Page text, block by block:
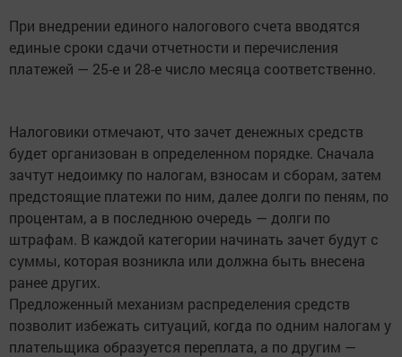
При внедрении единого налогового счета вводятся
единые сроки сдачи отчетности и перечисления
платежей — 25-е и 28-е число месяца соответственно.
Налоговики отмечают, что зачет денежных средств
будет организован в определенном порядке. Сначала
зачтут недоимку по налогам, взносам и сборам, затем
предстоящие платежи по ним, далее долги по пеням, по
процентам, а в последнюю очередь — долги по
штрафам. В каждой категории начинать зачет будут с
суммы, которая возникла или должна быть внесена
ранее других.
Предложенный механизм распределения средств
позволит избежать ситуаций, когда по одним налогам у
плательщика образуется переплата, а по другим —